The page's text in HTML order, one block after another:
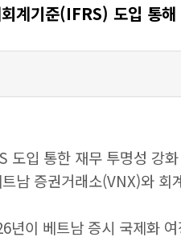
계기준(IFRS) 도입 통
입 통한 재무 투명성 강
남 증권거래소(VNX)와
년이 베트남 증시 국제화